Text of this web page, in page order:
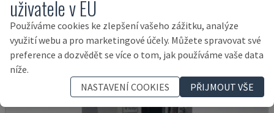
uživatele v EU
Používáme cookies ke zlepšení vašeho zážitku, analýze
využití webu a pro marketingové účely. Můžete spravovat své
preference a dozvědět se více o tom, jak používáme vaše data
níže.
NASTAVENÍ COOKIES
PŘIJMOUT VŠE